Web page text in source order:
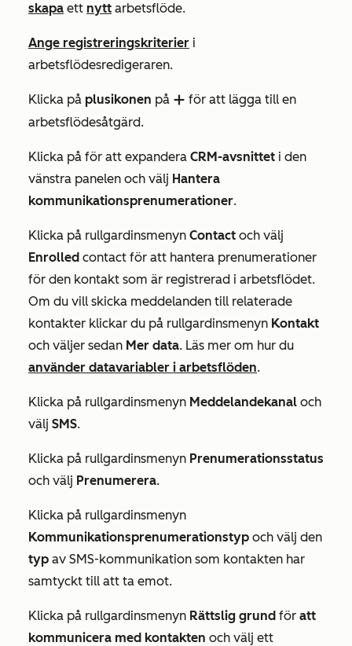
skapa ett nytt arbetsflöde.
Ange registreringskriterier i
arbetsflödesredigeraren.
Klicka på plusikonen på add för att lägga till en
arbetsflödesåtgärd.
Klicka på för att expandera CRM-avsnittet i den
vänstra panelen och välj Hantera
kommunikationsprenumerationer.
Klicka på rullgardinsmenyn Contact och välj
Enrolled contact för att hantera prenumerationer
för den kontakt som är registrerad i arbetsflödet.
Om du vill skicka meddelanden till relaterade
kontakter klickar du på rullgardinsmenyn Kontakt
och väljer sedan Mer data. Läs mer om hur du
använder datavariabler i arbetsflöden.
Klicka på rullgardinsmenyn Meddelandekanal och
välj SMS.
Klicka på rullgardinsmenyn Prenumerationsstatus
och välj Prenumerera.
Klicka på rullgardinsmenyn
Kommunikationsprenumerationstyp och välj den
typ av SMS-kommunikation som kontakten har
samtyckt till att ta emot.
Klicka på rullgardinsmenyn Rättslig grund för att
kommunicera med kontakten och välj ett